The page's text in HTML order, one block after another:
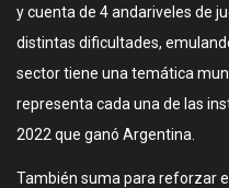
y cuenta de 4 andariveles de
distintas dificultades,
sector tiene una temática
representa cada una de las
2022 que ganó Argentina.
También suma para reforzar